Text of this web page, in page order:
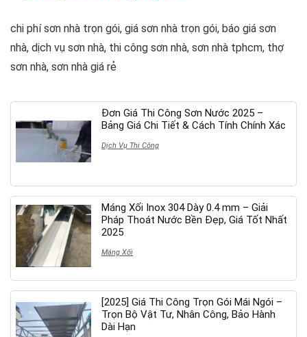
chi phí sơn nhà trọn gói, giá sơn nhà trọn gói, báo giá sơn
nhà, dịch vụ sơn nhà, thi công sơn nhà, sơn nhà tphcm, thợ
sơn nhà, sơn nhà giá rẻ
Đơn Giá Thi Công Sơn Nước 2025 –
Bảng Giá Chi Tiết & Cách Tính Chính Xác
Dịch Vụ Thi Công
Máng Xối Inox 304 Dày 0.4 mm – Giải
Pháp Thoát Nước Bền Đẹp, Giá Tốt Nhất
2025
Máng Xối
[2025] Giá Thi Công Trọn Gói Mái Ngói –
Trọn Bộ Vật Tư, Nhân Công, Bảo Hành
Dài Hạn